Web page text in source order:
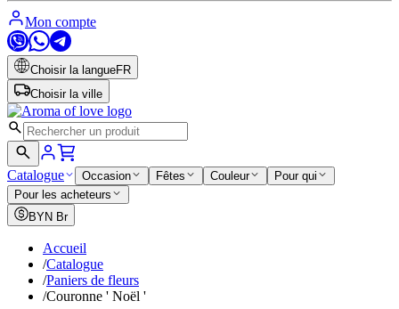
Mon compte
Choisir la langueFR
Choisir la ville
Catalogue Occasion Fêtes Couleur
Pour qui
Pour les acheteurs
BYN Br
Accueil
/Catalogue
/Paniers de fleurs
/Couronne ' Noël '